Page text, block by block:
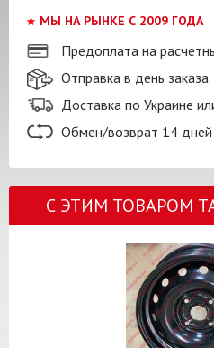
МЫ НА РЫНКЕ С 2009 ГОДА
Предоплата на
Отправка в день заказа
Доставка по Украине
Обмен/возврат 14 дней
С ЭТИМ ТОВАРОМ